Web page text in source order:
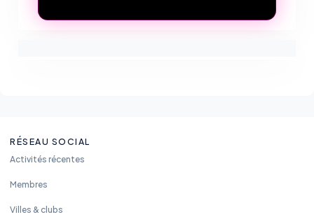
RÉSEAU SOCIAL
Activités récentes
Membres
Villes & clubs